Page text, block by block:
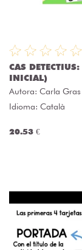
CAS
INICIAL)
Autora: Carla
Idioma: Català
20.53 €